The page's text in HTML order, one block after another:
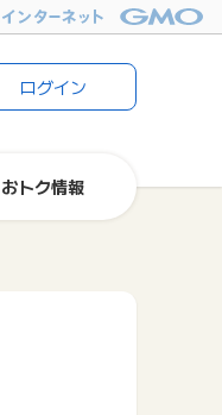
ログイン
おトク情報